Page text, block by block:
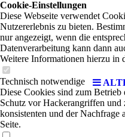
Cookie-Einstellungen
Diese Webseite verwendet
Nutzererlebnis zu bieten.
nur angezeigt, wenn die
Datenverarbeitung kann dann
Weitere Informationen hierzu in
Technisch notwendige
Diese Cookies sind zum
Schutz vor Hackerangriffen und
konsistenten und der Nachfrage
Seite.